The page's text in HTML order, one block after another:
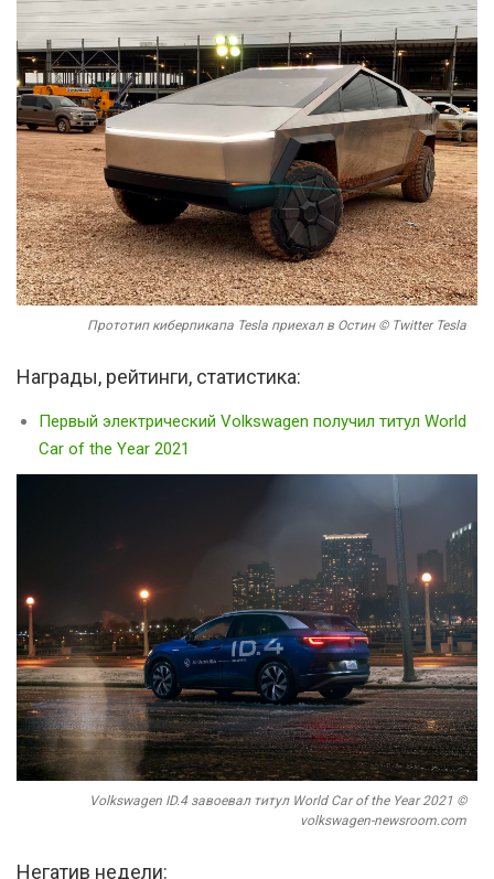
Прототип киберпикапа Tesla приехал в Остин © Twitter Tesla
Награды, рейтинги, статистика:
Первый электрический Volkswagen получил титул World
Car of the Year 2021
Volkswagen ID.4 завоевал титул World Car of the Year 2021 ©
volkswagen-newsroom.com
Негатив недели: